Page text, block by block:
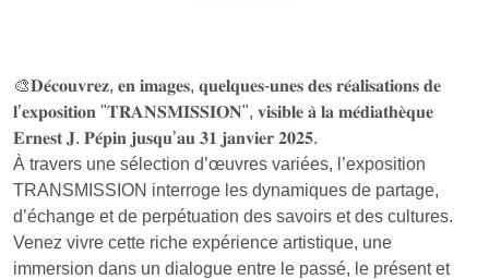
🎨𝐃𝐞́𝐜𝐨𝐮𝐯𝐫𝐞𝐳, 𝐞𝐧 𝐢𝐦𝐚𝐠𝐞𝐬, 𝐪𝐮𝐞𝐥𝐪𝐮𝐞𝐬-𝐮𝐧𝐞𝐬 𝐝𝐞𝐬 𝐫𝐞́𝐚𝐥𝐢𝐬𝐚𝐭𝐢𝐨𝐧𝐬 𝐝𝐞
𝐥’𝐞𝐱𝐩𝐨𝐬𝐢𝐭𝐢𝐨𝐧 "𝐓𝐑𝐀𝐍𝐒𝐌𝐈𝐒𝐒𝐈𝐎𝐍", 𝐯𝐢𝐬𝐢𝐛𝐥𝐞 𝐚̀ 𝐥𝐚 𝐦𝐞́𝐝𝐢𝐚𝐭𝐡𝐞̀𝐪𝐮𝐞
𝐄𝐫𝐧𝐞𝐬𝐭 𝐉. 𝐏𝐞́𝐩𝐢𝐧 𝐣𝐮𝐬𝐪𝐮’𝐚𝐮 𝟑𝟏 𝐣𝐚𝐧𝐯𝐢𝐞𝐫 𝟐𝟎𝟐𝟓.
À travers une sélection d’œuvres variées, l’exposition
TRANSMISSION interroge les dynamiques de partage,
d’échange et de perpétuation des savoirs et des cultures.
Venez vivre cette riche expérience artistique, une
immersion dans un dialogue entre le passé, le présent et